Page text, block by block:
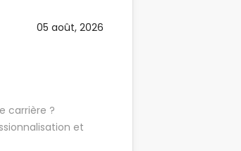
05 août, 2026
carrière ?
et
de sens. En